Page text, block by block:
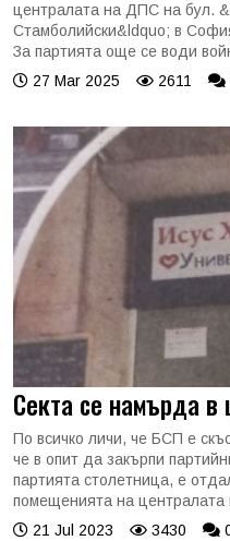
централата на ДПС на бул.
Стамболийски&ldquo; в
За партията още се води
27 Mar 2025
2611
Секта се намърда в
По всичко личи, че БСП е
че в опит да закърпи
партията столетница, е
помещенията на централата
21 Jul 2023
3430